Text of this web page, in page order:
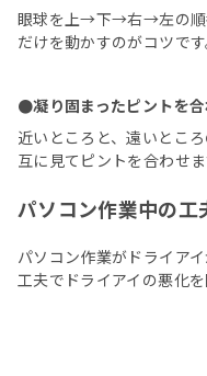
眼球を上→下→右→左の順
だけを動かすのがコツです
●凝り固まったピントを
近いところと、遠いとこ
互に見てピントを合わせま
パソコン作業中の工
パソコン作業がドライア
工夫でドライアイの悪化を